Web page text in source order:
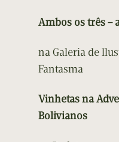
Ambos os três –
na Galeria de
Fantasma
Vinhetas na
Bolivianos